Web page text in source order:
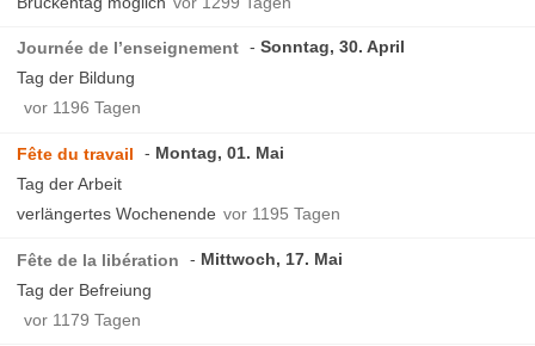
Journée de l’enseignement
Sonntag, 30. April
Tag der Bildung
vor 1196 Tagen
Fête du travail
Montag, 01. Mai
Tag der Arbeit
verlängertes Wochenende vor 1195 Tagen
Fête de la libération
Mittwoch, 17. Mai
Tag der Befreiung
vor 1179 Tagen